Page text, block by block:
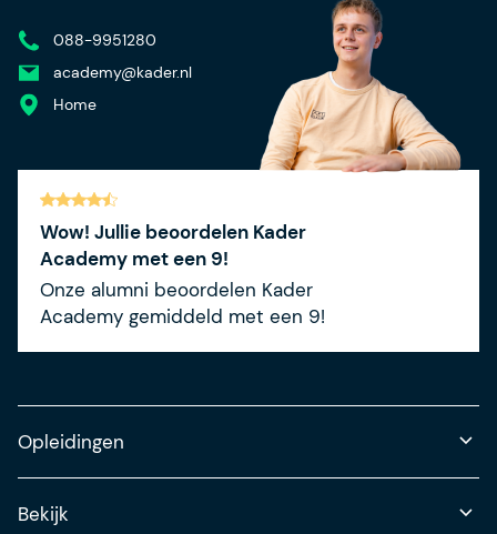
088-9951280
academy@kader.nl
Home
Wow! Jullie beoordelen Kader
Academy met een 9!
Onze alumni beoordelen Kader
Academy gemiddeld met een 9!
Opleidingen
Bekijk